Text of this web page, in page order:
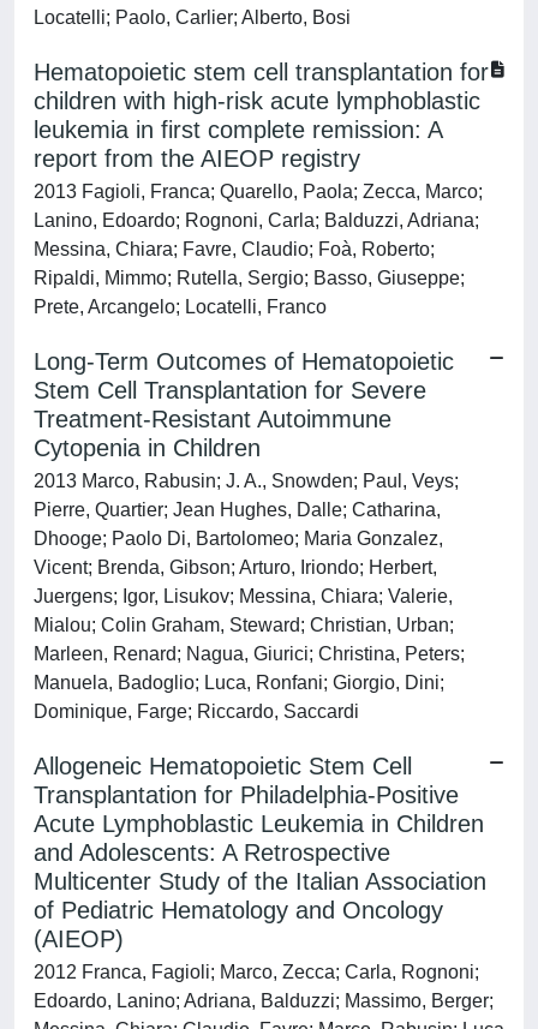
Locatelli; Paolo, Carlier; Alberto, Bosi
Hematopoietic stem cell transplantation for
children with high-risk acute lymphoblastic
leukemia in first complete remission: A
report from the AIEOP registry
2013 Fagioli, Franca; Quarello, Paola; Zecca, Marco;
Lanino, Edoardo; Rognoni, Carla; Balduzzi, Adriana;
Messina, Chiara; Favre, Claudio; Foà, Roberto;
Ripaldi, Mimmo; Rutella, Sergio; Basso, Giuseppe;
Prete, Arcangelo; Locatelli, Franco
Long-Term Outcomes of Hematopoietic
Stem Cell Transplantation for Severe
Treatment-Resistant Autoimmune
Cytopenia in Children
2013 Marco, Rabusin; J. A., Snowden; Paul, Veys;
Pierre, Quartier; Jean Hughes, Dalle; Catharina,
Dhooge; Paolo Di, Bartolomeo; Maria Gonzalez,
Vicent; Brenda, Gibson; Arturo, Iriondo; Herbert,
Juergens; Igor, Lisukov; Messina, Chiara; Valerie,
Mialou; Colin Graham, Steward; Christian, Urban;
Marleen, Renard; Nagua, Giurici; Christina, Peters;
Manuela, Badoglio; Luca, Ronfani; Giorgio, Dini;
Dominique, Farge; Riccardo, Saccardi
Allogeneic Hematopoietic Stem Cell
Transplantation for Philadelphia-Positive
Acute Lymphoblastic Leukemia in Children
and Adolescents: A Retrospective
Multicenter Study of the Italian Association
of Pediatric Hematology and Oncology
(AIEOP)
2012 Franca, Fagioli; Marco, Zecca; Carla, Rognoni;
Edoardo, Lanino; Adriana, Balduzzi; Massimo, Berger;